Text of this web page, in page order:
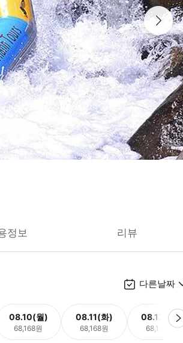
정보 리뷰
다른날짜
08.10(월)
68,168원
08.11(화)
68,168원
08.12(수)
68,168원